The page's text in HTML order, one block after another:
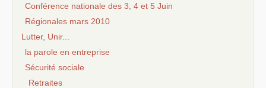
Conférence nationale des 3, 4 et 5 Juin
Régionales mars 2010
Lutter, Unir...
la parole en entreprise
Sécurité sociale
Retraites